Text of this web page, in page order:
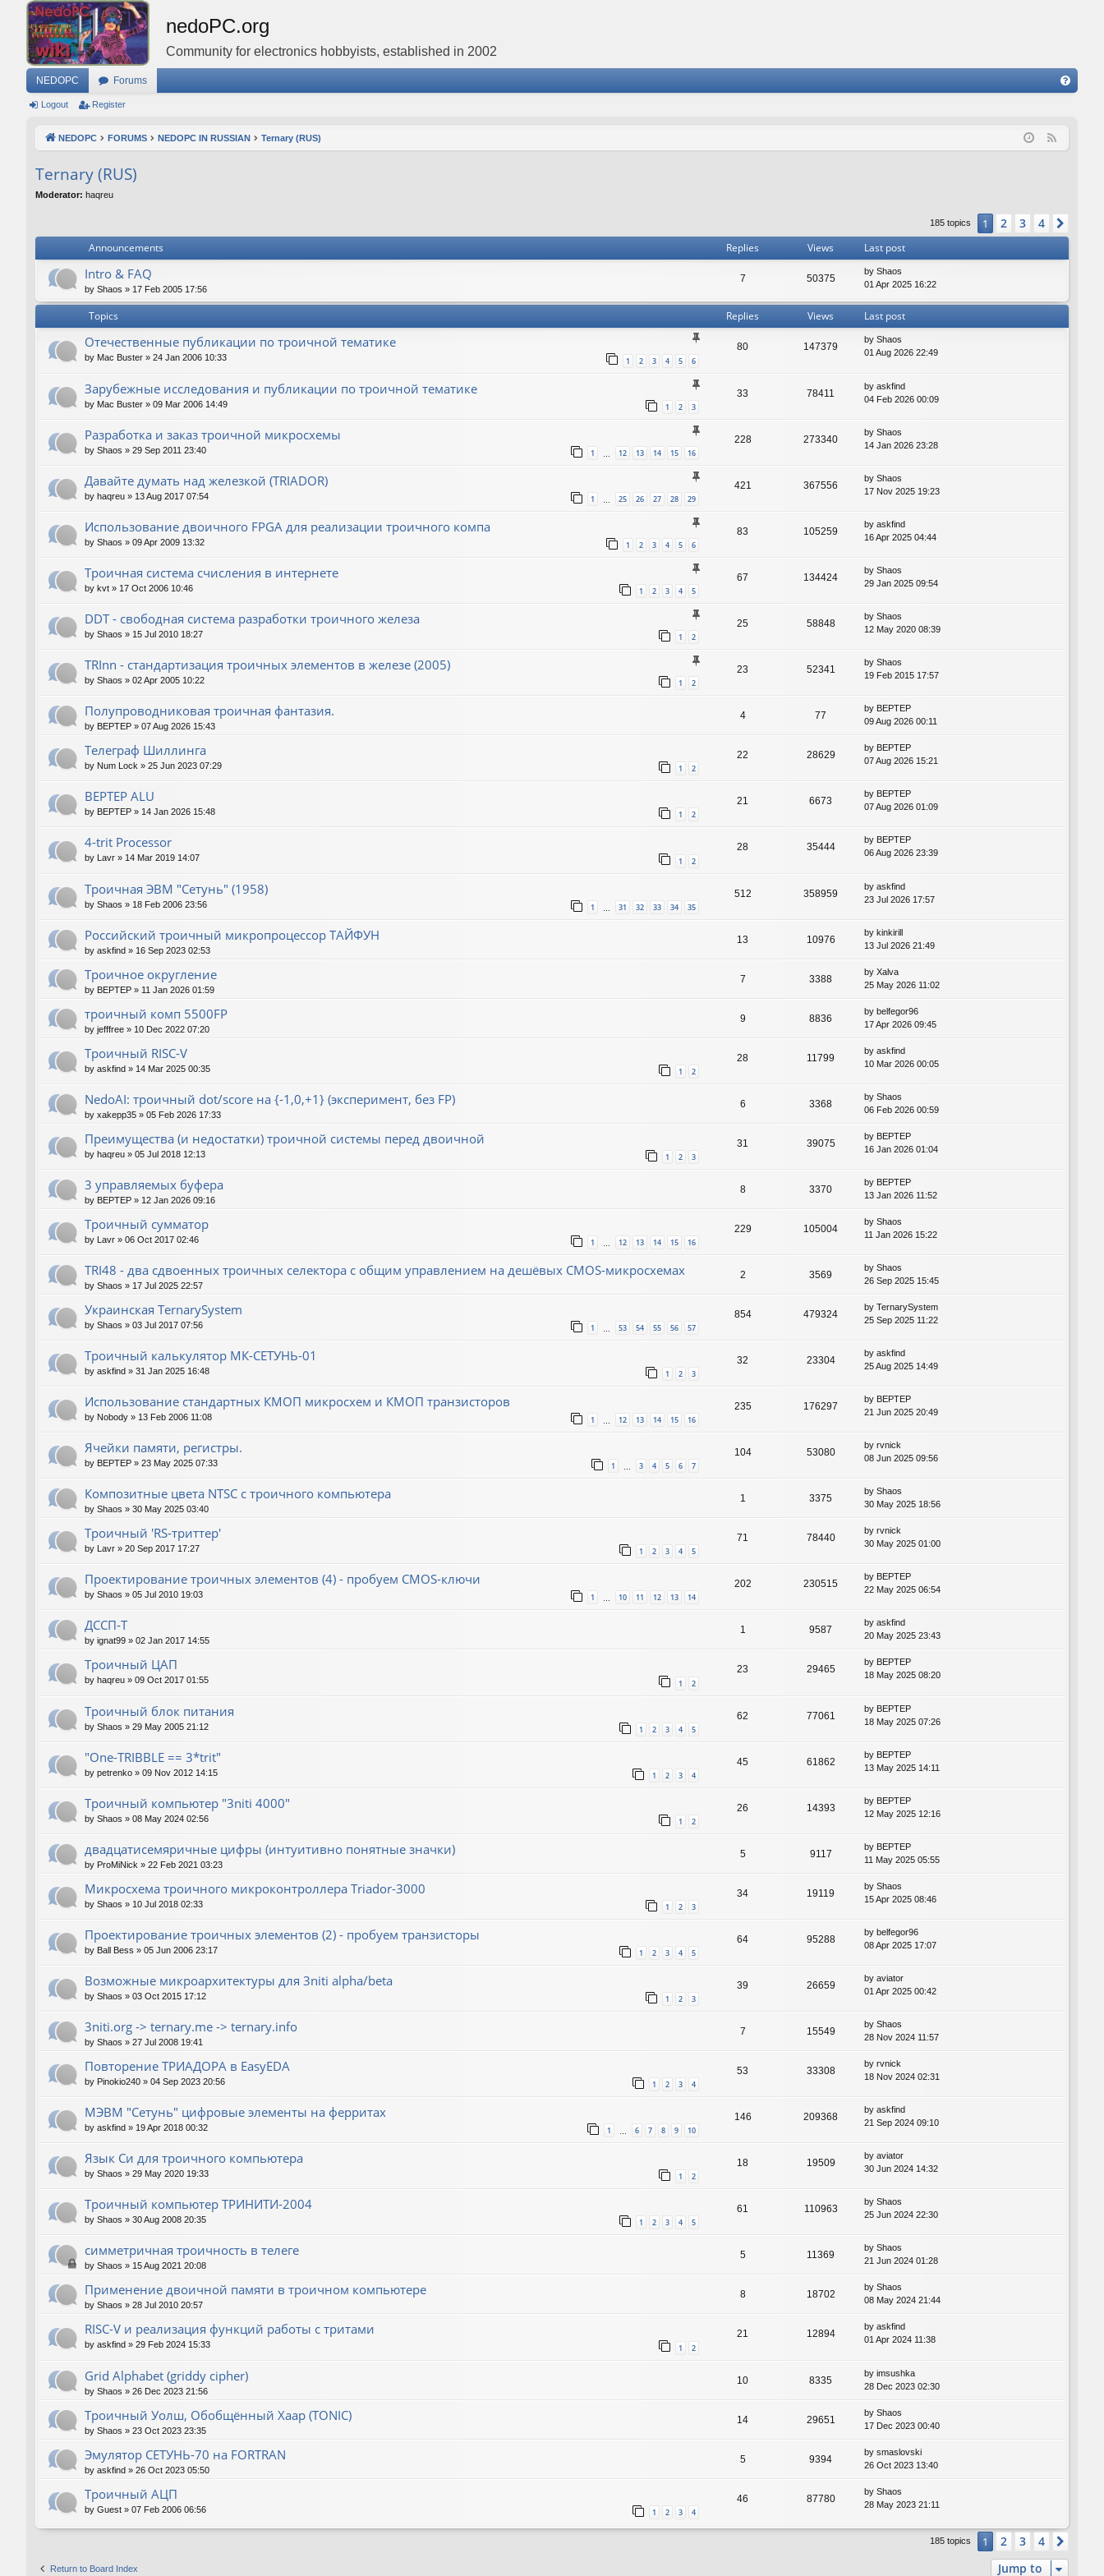
nedoPC.org
Community for electronics hobbyists, established in 2002
NEDOPC Forums
Q
Logout Register
NEDOPC FORUMS NEDOPC IN RUSSIAN Ternary (RUS)
Ternary (RUS)
Moderator: haqreu
185 topics 1 2 3 4
Announcements Replies Views Last post
Intro & FAQ
by Shaos » 17 Feb 2005 17:56
7 50375
by Shaos
01 Apr 2025 16:22
Topics Replies Views Last post
Отечественные публикации по троичной тематике
by Mac Buster » 24 Jan 2006 10:33 1 2 3 4 5 6
80 147379
by Shaos
01 Aug 2026 22:49
Зарубежные исследования и публикации по троичной тематике
by Mac Buster » 09 Mar 2006 14:49 1 2 3
33 78411
by askfind
04 Feb 2026 00:09
Разработка и заказ троичной микросхемы
by Shaos » 29 Sep 2011 23:40 1 12 13 14 15 16
228 273340
by Shaos
14 Jan 2026 23:28
Давайте думать над железкой (TRIADOR)
by haqreu » 13 Aug 2017 07:54 1 25 26 27 28 29
421 367556
by Shaos
17 Nov 2025 19:23
Использование двоичного FPGA для реализации троичного компа
by Shaos » 09 Apr 2009 13:32 1 2 3 4 5 6
83 105259
by askfind
16 Apr 2025 04:44
Троичная система счисления в интернете
by kvt » 17 Oct 2006 10:46 1 2 3 4 5
67 134424
by Shaos
29 Jan 2025 09:54
DDT - свободная система разработки троичного железа
by Shaos » 15 Jul 2010 18:27 1 2
25 58848
by Shaos
12 May 2020 08:39
TRInn - стандартизация троичных элементов в железе (2005)
by Shaos » 02 Apr 2005 10:22 1 2
23 52341
by Shaos
19 Feb 2015 17:57
Полупроводниковая троичная фантазия.
by BEPTEP » 07 Aug 2026 15:43
4 77
by BEPTEP
09 Aug 2026 00:11
Телеграф Шиллинга
by Num Lock » 25 Jun 2023 07:29 1 2
22 28629
by BEPTEP
07 Aug 2026 15:21
BEPTEP ALU
by BEPTEP » 14 Jan 2026 15:48 1 2
21 6673
by BEPTEP
07 Aug 2026 01:09
4-trit Processor
by Lavr » 14 Mar 2019 14:07 1 2
28 35444
by BEPTEP
06 Aug 2026 23:39
Троичная ЭВМ "Сетунь" (1958)
by Shaos » 18 Feb 2006 23:56 1 31 32 33 34 35
512 358959
by askfind
23 Jul 2026 17:57
Российский троичный микропроцессор ТАЙФУН
by askfind » 16 Sep 2023 02:53
13 10976
by kinkirill
13 Jul 2026 21:49
Троичное округление
by BEPTEP » 11 Jan 2026 01:59
7 3388
by Xalva
25 May 2026 11:02
троичный комп 5500FP
by jefffree » 10 Dec 2022 07:20
9 8836
by belfegor96
17 Apr 2026 09:45
Троичный RISC-V
by askfind » 14 Mar 2025 00:35 1 2
28 11799
by askfind
10 Mar 2026 00:05
NedoAI: троичный dot/score на {-1,0,+1} (эксперимент, без FP)
by xakepp35 » 05 Feb 2026 17:33
6 3368
by Shaos
06 Feb 2026 00:59
Преимущества (и недостатки) троичной системы перед двоичной
by haqreu » 05 Jul 2018 12:13 1 2 3
31 39075
by BEPTEP
16 Jan 2026 01:04
3 управляемых буфера
by BEPTEP » 12 Jan 2026 09:16
8 3370
by BEPTEP
13 Jan 2026 11:52
Троичный сумматор
by Lavr » 06 Oct 2017 02:46 1 12 13 14 15 16
229 105004
by Shaos
11 Jan 2026 15:22
TRI48 - два сдвоенных троичных селектора с общим управлением на дешёвых CMOS-микросхемах
by Shaos » 17 Jul 2025 22:57
2 3569
by Shaos
26 Sep 2025 15:45
Украинская TernarySystem
by Shaos » 03 Jul 2017 07:56 1 53 54 55 56 57
854 479324
by TernarySystem
25 Sep 2025 11:22
Троичный калькулятор МК-СЕТУНЬ-01
by askfind » 31 Jan 2025 16:48 1 2 3
32 23304
by askfind
25 Aug 2025 14:49
Использование стандартных КМОП микросхем и КМОП транзисторов
by Nobody » 13 Feb 2006 11:08 1 … 12 13 14 15 16
235 176297
by BEPTEP
21 Jun 2025 20:49
Ячейки памяти, регистры.
by BEPTEP » 23 May 2025 07:33 1 … 3 4 5 6 7
104 53080
by rvnick
08 Jun 2025 09:56
Композитные цвета NTSC с троичного компьютера
by Shaos » 30 May 2025 03:40
1 3375
by Shaos
30 May 2025 18:56
Троичный 'RS-триттер'
by Lavr » 20 Sep 2017 17:27 1 2 3 4 5
71 78440
by rvnick
30 May 2025 01:00
Проектирование троичных элементов (4) - пробуем CMOS-ключи
by Shaos » 05 Jul 2010 19:03 1 … 10 11 12 13 14
202 230515
by BEPTEP
22 May 2025 06:54
ДССП-Т
by ignat99 » 02 Jan 2017 14:55
1 9587
by askfind
20 May 2025 23:43
Троичный ЦАП
by haqreu » 09 Oct 2017 01:55 1 2
23 29465
by BEPTEP
18 May 2025 08:20
Троичный блок питания
by Shaos » 29 May 2005 21:12 1 2 3 4 5
62 77061
by BEPTEP
18 May 2025 07:26
"One-TRIBBLE == 3*trit"
by petrenko » 09 Nov 2012 14:15 1 2 3 4
45 61862
by BEPTEP
13 May 2025 14:11
Троичный компьютер "3niti 4000"
by Shaos » 08 May 2024 02:56 1 2
26 14393
by BEPTEP
12 May 2025 12:16
двадцатисемяричные цифры (интуитивно понятные значки)
by ProMiNick » 22 Feb 2021 03:23
5 9117
by BEPTEP
11 May 2025 05:55
Микросхема троичного микроконтроллера Triador-3000
by Shaos » 10 Jul 2018 02:33 1 2 3
34 19119
by Shaos
15 Apr 2025 08:46
Проектирование троичных элементов (2) - пробуем транзисторы
by Ball Bess » 05 Jun 2006 23:17 1 2 3 4 5
64 95288
by belfegor96
08 Apr 2025 17:07
Возможные микроархитектуры для 3niti alpha/beta
by Shaos » 03 Oct 2015 17:12 1 2 3
39 26659
by aviator
01 Apr 2025 00:42
3niti.org -> ternary.me -> ternary.info
by Shaos » 27 Jul 2008 19:41
7 15549
by Shaos
28 Nov 2024 11:57
Повторение ТРИАДОРА в EasyEDA
by Pinokio240 » 04 Sep 2023 20:56 1 2 3 4
53 33308
by rvnick
18 Nov 2024 02:31
МЭВМ "Сетунь" цифровые элементы на ферритах
by askfind » 19 Apr 2018 00:32 1 … 6 7 8 9 10
146 209368
by askfind
21 Sep 2024 09:10
Язык Си для троичного компьютера
by Shaos » 29 May 2020 19:33 1 2
18 19509
by aviator
30 Jun 2024 14:32
Троичный компьютер ТРИНИТИ-2004
by Shaos » 30 Aug 2008 20:35 1 2 3 4 5
61 110963
by Shaos
25 Jun 2024 22:30
симметричная троичность в телеге
by Shaos » 15 Aug 2021 20:08
5 11369
by Shaos
21 Jun 2024 01:28
Применение двоичной памяти в троичном компьютере
by Shaos » 28 Jul 2010 20:57
8 18702
by Shaos
08 May 2024 21:44
RISC-V и реализация функций работы с тритами
by askfind » 29 Feb 2024 15:33 1 2
21 12894
by askfind
01 Apr 2024 11:38
Grid Alphabet (griddy cipher)
by Shaos » 26 Dec 2023 21:56
10 8335
by imsushka
28 Dec 2023 02:30
Троичный Уолш, Обобщённый Хаар (TONIC)
by Shaos » 23 Oct 2023 23:35
14 29651
by Shaos
17 Dec 2023 00:40
Эмулятор СЕТУНЬ-70 на FORTRAN
by askfind » 26 Oct 2023 05:50
5 9394
by smaslovski
26 Oct 2023 13:40
Троичный АЦП
by Guest » 07 Feb 2006 06:56 1 2 3 4
46 87780
by Shaos
28 May 2023 21:11
185 topics 1 2 3 4
Return to Board Index Jump to